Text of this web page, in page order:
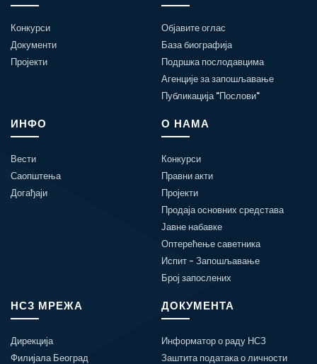
Конкурси
Документи
Пројекти
Објавите оглас
База биографија
Подршка послодавцима
Агенције за запошљавање
Публикација "Послови"
ИНФО
Вести
Саопштења
Догађаји
О НАМА
Конкурси
Правни акти
Пројекти
Продаја основних средстава
Јавне набавке
Оптерећење саветника
Испит - Запошљавање
Број запослених
НСЗ МРЕЖА
Дирекција
Филијала Београд
ДОКУМЕНТА
Информатор о раду НСЗ
Заштита података о личности